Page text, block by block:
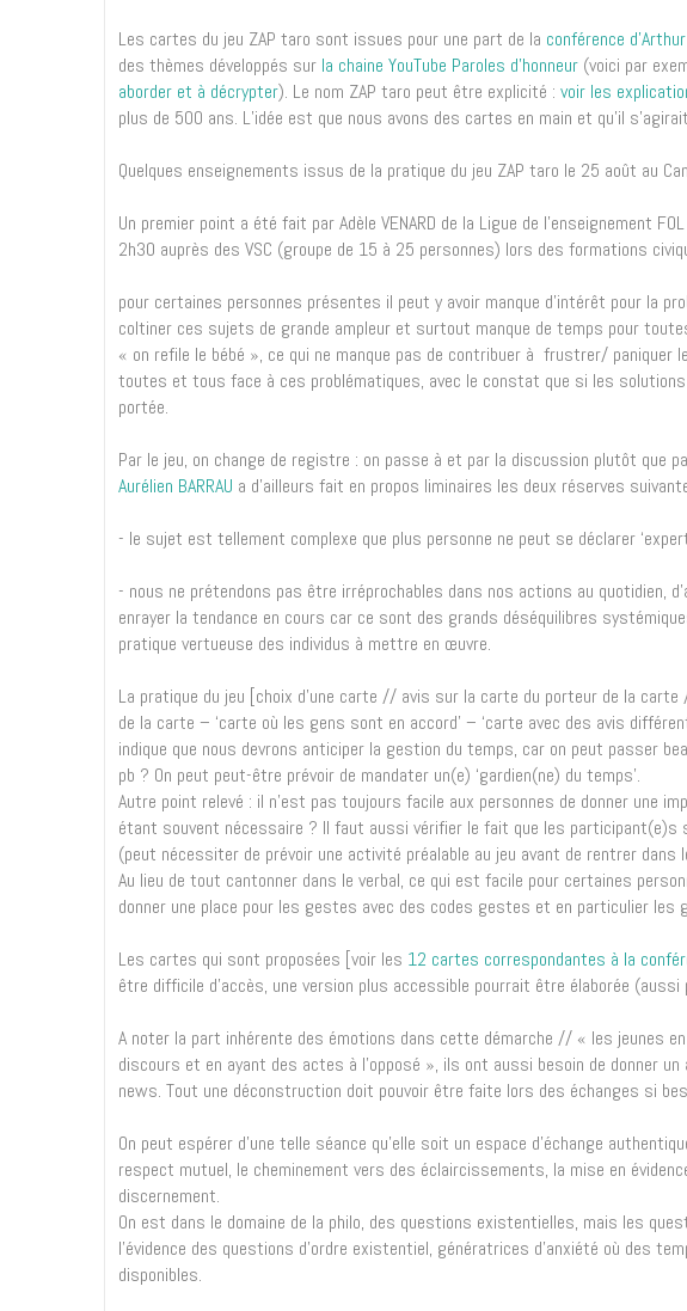
Les cartes du jeu ZAP taro sont issues pour une part de la conférence
des thèmes développés sur la chaine YouTube Paroles d’honneur (voici par
aborder et à décrypter). Le nom ZAP taro peut être explicité : voir les
plus de 500 ans. L’idée est que nous avons des cartes en main et qu’il
Quelques enseignements issus de la pratique du jeu ZAP taro le 25 août au
Un premier point a été fait par Adèle VENARD de la Ligue de l’enseignement
2h30 auprès des VSC (groupe de 15 à 25 personnes) lors des formations
pour certaines personnes présentes il peut y avoir manque d’intérêt pour la
coltiner ces sujets de grande ampleur et surtout manque de temps pour
« on refile le bébé », ce qui ne manque pas de contribuer à frustrer/
toutes et tous face à ces problématiques, avec le constat que si les
portée.
Par le jeu, on change de registre : on passe à et par la discussion plutôt que
Aurélien BARRAU a d’ailleurs fait en propos liminaires les deux réserves
- le sujet est tellement complexe que plus personne ne peut se déclarer
- nous ne prétendons pas être irréprochables dans nos actions au quotidien,
enrayer la tendance en cours car ce sont des grands déséquilibres
pratique vertueuse des individus à mettre en œuvre.
La pratique du jeu [choix d’une carte // avis sur la carte du porteur de la
de la carte – ‘carte où les gens sont en accord’ – ‘carte avec des avis
indique que nous devrons anticiper la gestion du temps, car on peut passer
pb ? On peut peut-être prévoir de mandater un(e) ‘gardien(ne) du temps’.
Autre point relevé : il n’est pas toujours facile aux personnes de donner une
étant souvent nécessaire ? Il faut aussi vérifier le fait que les participant(e)s
(peut nécessiter de prévoir une activité préalable au jeu avant de rentrer dans
Au lieu de tout cantonner dans le verbal, ce qui est facile pour certaines
donner une place pour les gestes avec des codes gestes et en particulier les
Les cartes qui sont proposées [voir les 12 cartes correspondantes à la
être difficile d’accès, une version plus accessible pourrait être élaborée
A noter la part inhérente des émotions dans cette démarche // « les jeunes en
discours et en ayant des actes à l’opposé », ils ont aussi besoin de donner
news. Tout une déconstruction doit pouvoir être faite lors des échanges si
On peut espérer d’une telle séance qu’elle soit un espace d’échange
respect mutuel, le cheminement vers des éclaircissements, la mise en
discernement.
On est dans le domaine de la philo, des questions existentielles, mais les
l’évidence des questions d’ordre existentiel, génératrices d’anxiété où des
disponibles.